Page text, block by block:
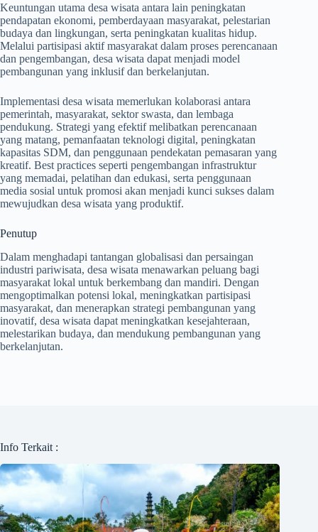
Keuntungan utama desa wisata antara lain peningkatan
pendapatan ekonomi, pemberdayaan masyarakat, pelestarian
budaya dan lingkungan, serta peningkatan kualitas hidup.
Melalui partisipasi aktif masyarakat dalam proses perencanaan
dan pengembangan, desa wisata dapat menjadi model
pembangunan yang inklusif dan berkelanjutan.
Implementasi desa wisata memerlukan kolaborasi antara
pemerintah, masyarakat, sektor swasta, dan lembaga
pendukung. Strategi yang efektif melibatkan perencanaan
yang matang, pemanfaatan teknologi digital, peningkatan
kapasitas SDM, dan penggunaan pendekatan pemasaran yang
kreatif. Best practices seperti pengembangan infrastruktur
yang memadai, pelatihan dan edukasi, serta penggunaan
media sosial untuk promosi akan menjadi kunci sukses dalam
mewujudkan desa wisata yang produktif.
Penutup
Dalam menghadapi tantangan globalisasi dan persaingan
industri pariwisata, desa wisata menawarkan peluang bagi
masyarakat lokal untuk berkembang dan mandiri. Dengan
mengoptimalkan potensi lokal, meningkatkan partisipasi
masyarakat, dan menerapkan strategi pembangunan yang
inovatif, desa wisata dapat meningkatkan kesejahteraan,
melestarikan budaya, dan mendukung pembangunan yang
berkelanjutan.
Info Terkait :